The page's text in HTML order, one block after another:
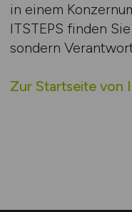
in einem
ITSTEPS finden
sondern
Zur Startseite von